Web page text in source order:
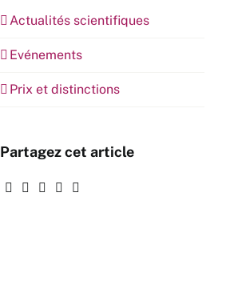
Actualités scientifiques
Evénements
Prix et distinctions
Partagez cet article